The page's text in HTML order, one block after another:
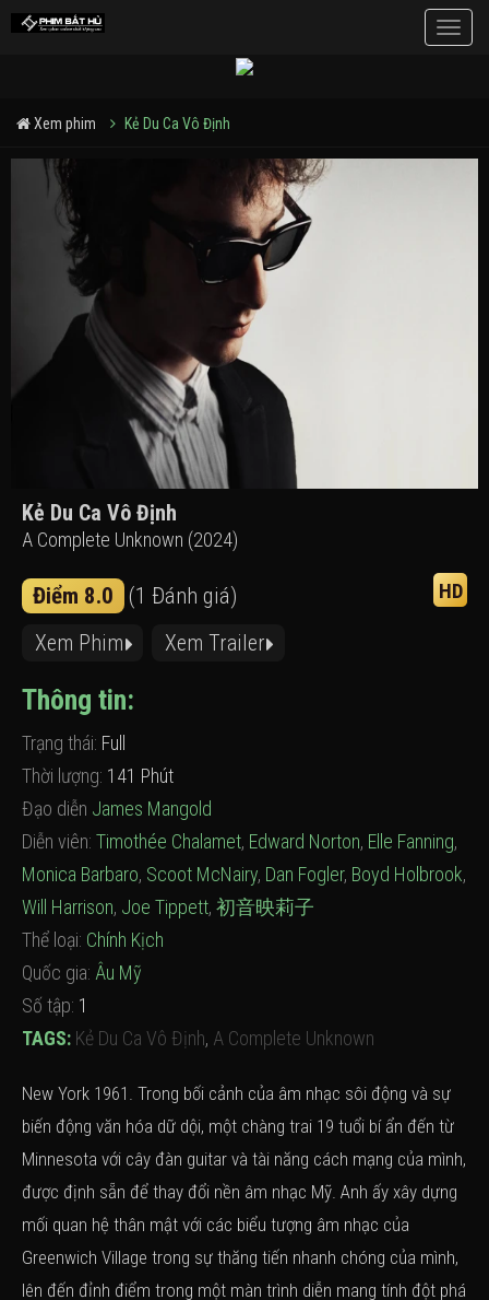
Toggle
Xem phim Kẻ Du Ca Vô Định
Kẻ Du Ca Vô Định
A Complete Unknown (2024)
Điểm 8.0 (1 Đánh giá) HD
Xem Phim Xem Trailer
Thông tin:
Trạng thái: Full
Thời lượng: 141 Phút
Đạo diễn James Mangold
Diễn viên: Timothée Chalamet, Edward Norton, Elle Fanning,
Monica Barbaro, Scoot McNairy, Dan Fogler, Boyd Holbrook,
Will Harrison, Joe Tippett, 初音映莉子
Thể loại: Chính Kịch
Quốc gia: Âu Mỹ
Số tập: 1
TAGS: Kẻ Du Ca Vô Định, A Complete Unknown
New York 1961. Trong bối cảnh của âm nhạc sôi động và sự
biến động văn hóa dữ dội, một chàng trai 19 tuổi bí ẩn đến từ
Minnesota với cây đàn guitar và tài năng cách mạng của mình,
được định sẵn để thay đổi nền âm nhạc Mỹ. Anh ấy xây dựng
mối quan hệ thân mật với các biểu tượng âm nhạc của
Greenwich Village trong sự thăng tiến nhanh chóng của mình,
lên đến đỉnh điểm trong một màn trình diễn mang tính đột phá